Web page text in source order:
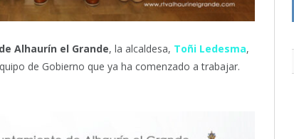
Alhaurín el Grande, la alcaldesa, Toñi Ledesma,
de Gobierno que ya ha comenzado a trabajar.